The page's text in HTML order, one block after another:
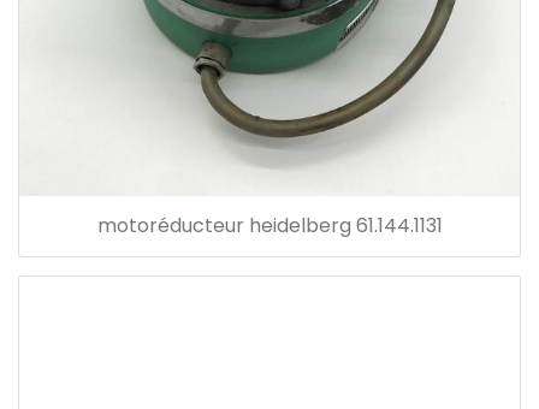
motoréducteur heidelberg 61.144.1131